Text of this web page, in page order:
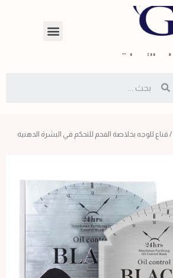
/ قناع للوجه بخلاصة الفحم للتحكم في البشرة الدهنية